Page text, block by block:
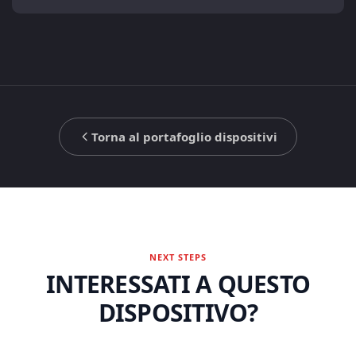
Torna al portafoglio dispositivi
NEXT STEPS
INTERESSATI A QUESTO
DISPOSITIVO?